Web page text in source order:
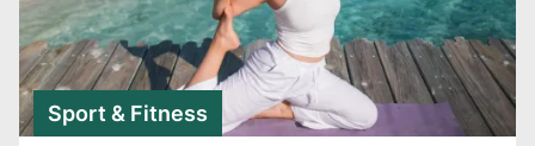
Sport & Fitness